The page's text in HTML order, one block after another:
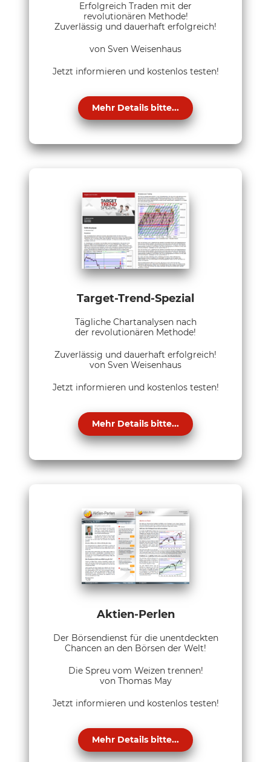
Erfolgreich Traden mit der
revolutionären Methode!
Zuverlässig und dauerhaft erfolgreich!
von Sven Weisenhaus
Jetzt informieren und kostenlos testen!
Mehr Details bitte...
Target-Trend-Spezial
Tägliche Chartanalysen nach
der revolutionären Methode!
Zuverlässig und dauerhaft erfolgreich!
von Sven Weisenhaus
Jetzt informieren und kostenlos testen!
Mehr Details bitte...
Aktien-Perlen
Der Börsendienst für die unentdeckten
Chancen an den Börsen der Welt!
Die Spreu vom Weizen trennen!
von Thomas May
Jetzt informieren und kostenlos testen!
Mehr Details bitte...